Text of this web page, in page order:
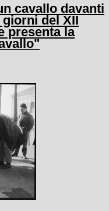
cavallo davanti
del XII
presenta la